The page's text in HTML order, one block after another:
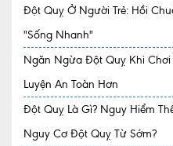
TRANG CHỦ
Đột Quỵ Ở Người Trẻ: Hồi
"Sống Nhanh"
Ngăn Ngừa Đột Quỵ Khi Chơi
Luyện An Toàn Hơn
Đột Quỵ Là Gì? Nguy Hiểm
Nguy Cơ Đột Quỵ Từ Sớm?